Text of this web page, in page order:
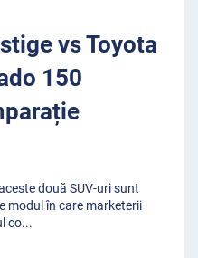
vs Toyota
150
două SUV-uri sunt
modul în care marketerii
co...